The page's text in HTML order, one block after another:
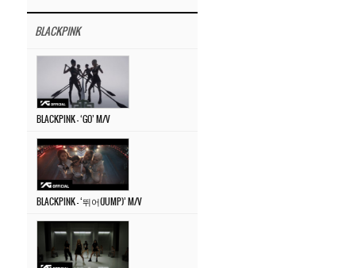
BLACKPINK
BLACKPINK – ‘GO’ M/V
BLACKPINK – ‘뛰어(JUMP)’ M/V